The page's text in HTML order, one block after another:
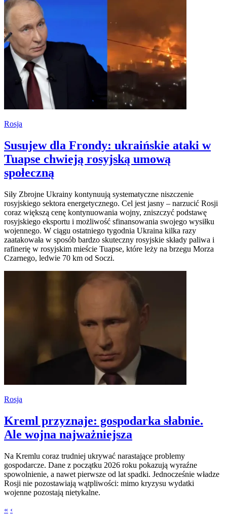
Rosja
Susujew dla Frondy: ukraińskie ataki w
Tuapse chwieją rosyjską umową
społeczną
Siły Zbrojne Ukrainy kontynuują systematyczne niszczenie
rosyjskiego sektora energetycznego. Cel jest jasny – narzucić Rosji
coraz większą cenę kontynuowania wojny, zniszczyć podstawę
rosyjskiego eksportu i możliwość sfinansowania swojego wysiłku
wojennego. W ciągu ostatniego tygodnia Ukraina kilka razy
zaatakowała w sposób bardzo skuteczny rosyjskie składy paliwa i
rafinerię w rosyjskim mieście Tuapse, które leży na brzegu Morza
Czarnego, ledwie 70 km od Soczi.
Rosja
Kreml przyznaje: gospodarka słabnie.
Ale wojna najważniejsza
Na Kremlu coraz trudniej ukrywać narastające problemy
gospodarcze. Dane z początku 2026 roku pokazują wyraźne
spowolnienie, a nawet pierwsze od lat spadki. Jednocześnie władze
Rosji nie pozostawiają wątpliwości: mimo kryzysu wydatki
wojenne pozostają nietykalne.
« ‹